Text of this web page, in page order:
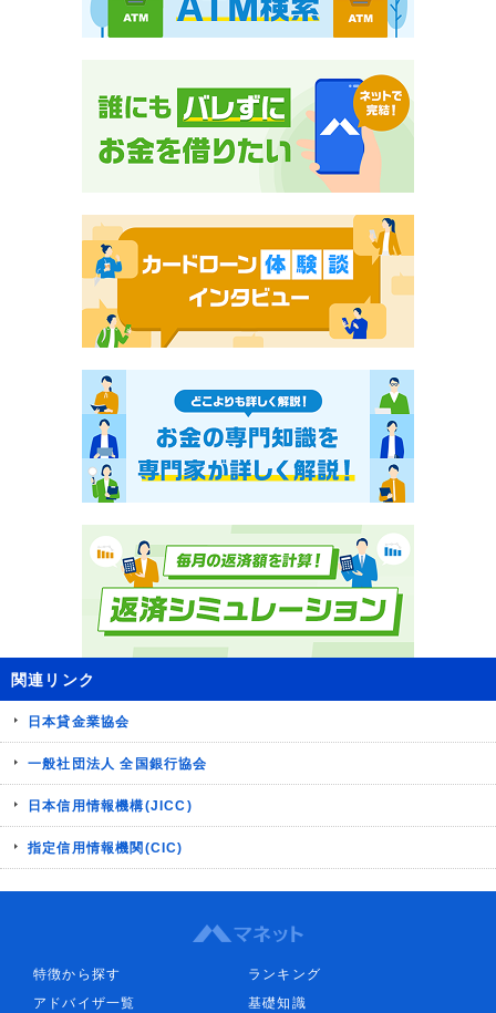
関連リンク
日本貸金業協会
一般社団法人 全国銀行協会
日本信用情報機構(JICC)
指定信用情報機関(CIC)
特徴から探す
ランキング
アドバイザ一覧
基礎知識